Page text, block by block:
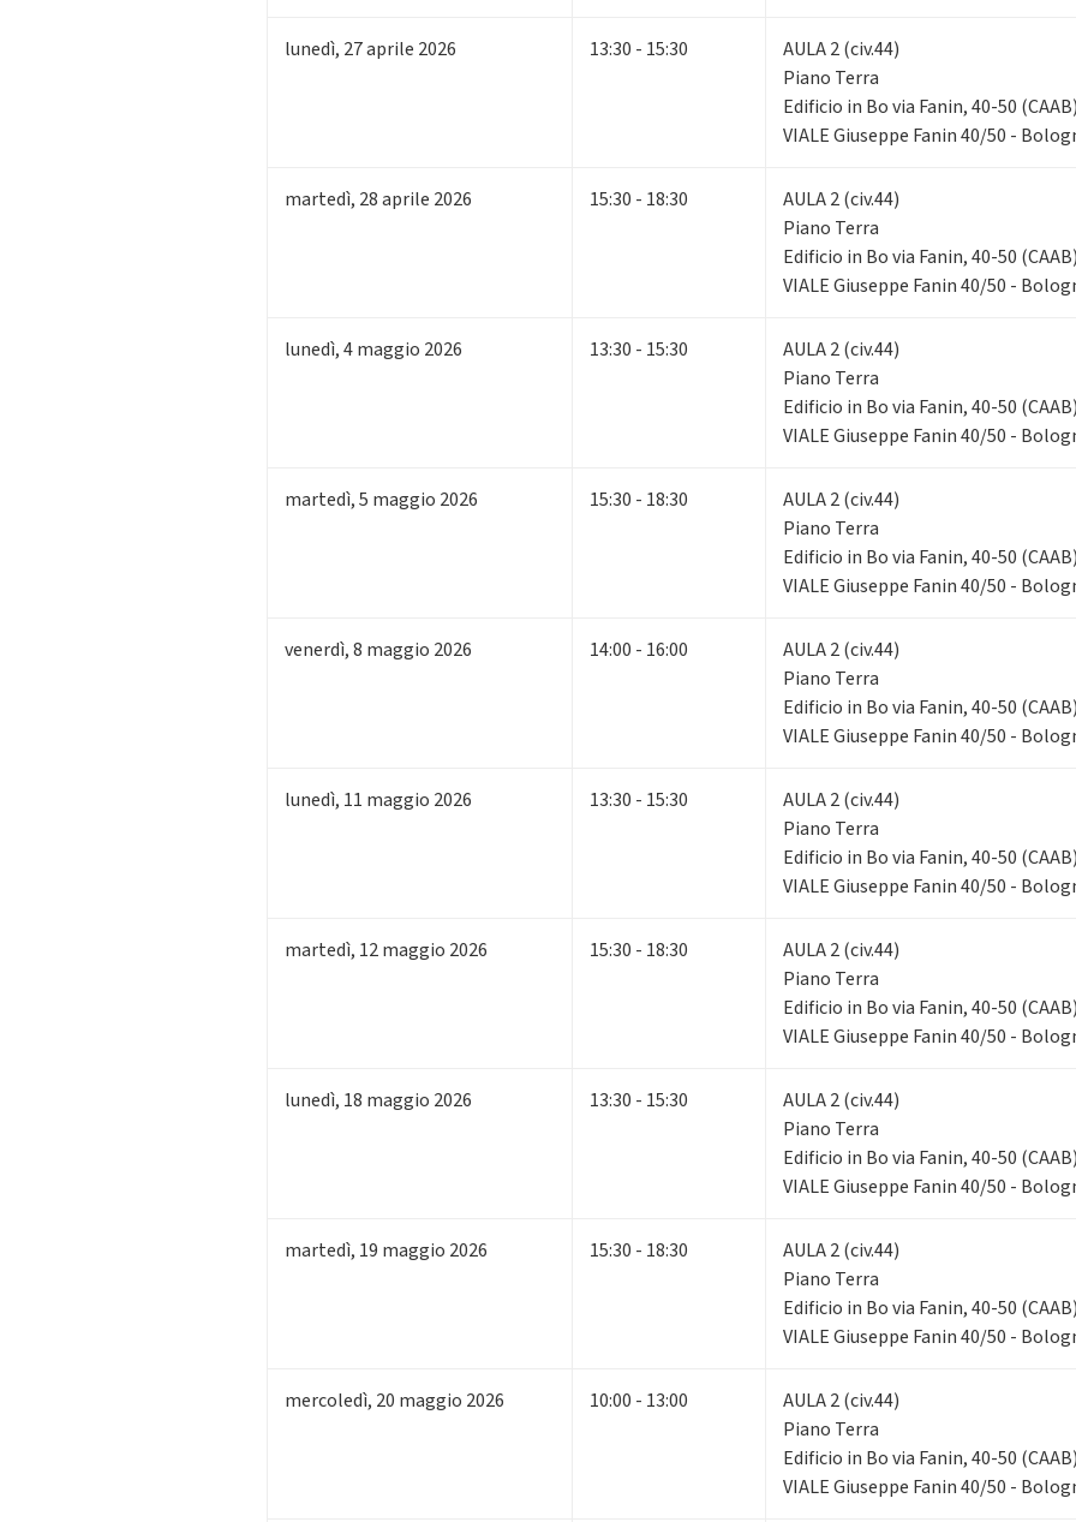
lunedì, 27aprile 2026 13:30 - 15:30
AULA 2 (civ.44)
Piano Terra
Edificio in Bo via Fanin, 40-50 (CAAB)
VIALE Giuseppe Fanin 40/50 -
martedì, 28aprile 2026 15:30 - 18:30
AULA 2 (civ.44)
Piano Terra
Edificio in Bo via Fanin, 40-50 (CAAB)
VIALE Giuseppe Fanin 40/50 -
lunedì,4maggio 2026 13:30 - 15:30
AULA 2 (civ.44)
Piano Terra
Edificio in Bo via Fanin, 40-50 (CAAB)
VIALE Giuseppe Fanin 40/50 -
martedì,5 maggio 2026 15:30 - 18:30
AULA 2 (civ.44)
Piano Terra
Edificio in Bo via Fanin, 40-50 (CAAB)
VIALE Giuseppe Fanin 40/50 -
venerdì,8 maggio 2026 14:00 - 16:00
AULA 2 (civ.44)
Piano Terra
Edificio in Bo via Fanin, 40-50 (CAAB)
VIALE Giuseppe Fanin 40/50 -
lunedì, 11 maggio 2026 13:30 - 15:30
AULA 2 (civ.44)
Piano Terra
Edificio in Bo via Fanin, 40-50 (CAAB)
VIALE Giuseppe Fanin 40/50 -
martedì, 12maggio 2026 15:30 - 18:30
AULA 2 (civ.44)
Piano Terra
Edificio in Bo via Fanin, 40-50 (CAAB)
VIALE Giuseppe Fanin 40/50 -
lunedì, 18 maggio 2026 13:30 - 15:30
AULA 2 (civ.44)
Piano Terra
Edificio in Bo via Fanin, 40-50 (CAAB)
VIALE Giuseppe Fanin 40/50 -
martedì, 19 maggio 2026 15:30 - 18:30
AULA 2 (civ.44)
Piano Terra
Edificio in Bo via Fanin, 40-50 (CAAB)
VIALE Giuseppe Fanin 40/50 -
mercoledì, 20 maggio 2026 10:00 - 13:00
AULA 2 (civ.44)
Piano Terra
Edificio in Bo via Fanin, 40-50 (CAAB)
VIALE Giuseppe Fanin 40/50 -